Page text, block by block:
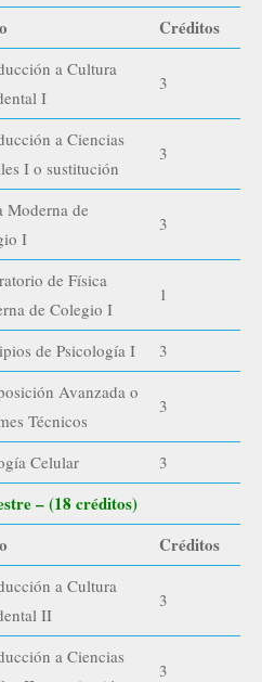
Créditos
a Cultura
I
3
a Ciencias
I o sustitución
3
Moderna de
I
3
de Física
de Colegio I
1
de Psicología I
3
Avanzada o
Técnicos
3
Celular 3
– (18 créditos)
Créditos
a Cultura
II
3
a Ciencias
3